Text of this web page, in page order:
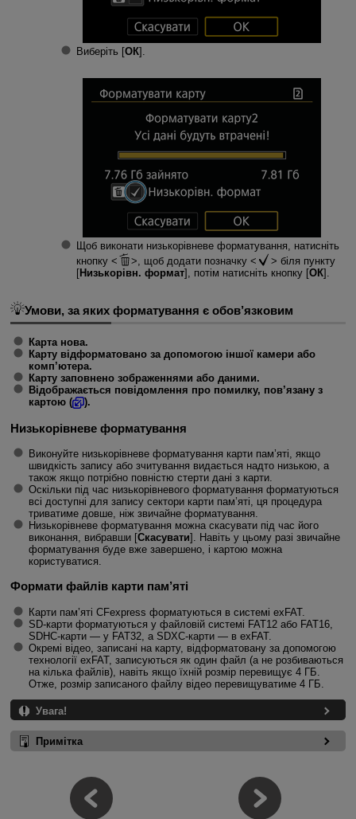
Виберіть [ОК].
Щоб виконати низькорівневе форматування, натисніть
кнопку
, щоб додати позначку
біля пункту
[Низькорівн. формат], потім натисніть кнопку [ОК].
Умови, за яких форматування є обов’язковим
Карта нова.
Карту відформатовано за допомогою іншої камери або
комп’ютера.
Карту заповнено зображеннями або даними.
Відображається повідомлення про помилку, пов’язану з
картою (
).
Низькорівневе форматування
Виконуйте низькорівневе форматування карти пам’яті, якщо
швидкість запису або зчитування видається надто низькою, а
також якщо потрібно повністю стерти дані з карти.
Оскільки під час низькорівневого форматування форматуються
всі доступні для запису сектори карти пам’яті, ця процедура
триватиме довше, ніж звичайне форматування.
Низькорівневе форматування можна скасувати під час його
виконання, вибравши [Скасувати]. Навіть у цьому разі звичайне
форматування буде вже завершено, і картою можна
користуватися.
Формати файлів карти пам’яті
Карти пам’яті CFexpress форматуються в системі exFAT.
SD-карти форматуються у файловій системі FAT12 або FAT16,
SDHC-карти — у FAT32, а SDXC-карти — в exFAT.
Окремі відео, записані на карту, відформатовану за допомогою
технології exFAT, записуються як один файл (а не розбиваються
на кілька файлів), навіть якщо їхній розмір перевищує 4 ГБ.
Отже, розмір записаного файлу відео перевищуватиме 4 ГБ.
Увага!
Примітка